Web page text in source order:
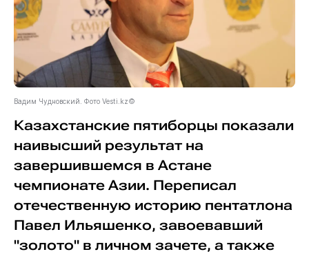
Вадим Чудновский. Фото Vesti.kz©
Казахстанские пятиборцы показали
наивысший результат на
завершившемся в Астане
чемпионате Азии. Переписал
отечественную историю пентатлона
Павел Ильяшенко, завоевавший
"золото" в личном зачете, а также